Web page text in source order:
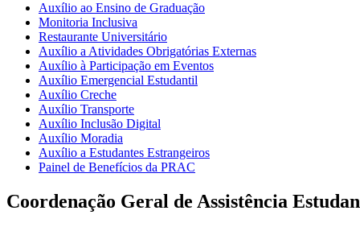
Auxílio ao Ensino de Graduação
Monitoria Inclusiva
Restaurante Universitário
Auxílio a Atividades Obrigatórias Externas
Auxílio à Participação em Eventos
Auxílio Emergencial Estudantil
Auxílio Creche
Auxílio Transporte
Auxílio Inclusão Digital
Auxílio Moradia
Auxílio a Estudantes Estrangeiros
Painel de Benefícios da PRAC
Coordenação Geral de Assistência